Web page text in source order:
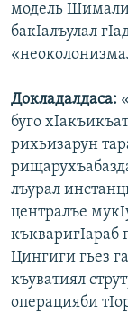
модель
бакIалъулал
Докладалдаса:
буго
рихьизарун
лъурал
централъе
къкваригIараб
Цингиги гьез
къуватиял
операцияби